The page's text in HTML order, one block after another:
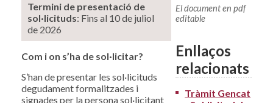
Termini de presentació de
sol·licituds: Fins al 10 de juliol
de 2026
Com i on s’ha de sol·licitar?
S’han de presentar les sol·licituds
degudament formalitzades i
signades per la persona sol·licitant
El document en pdf
editable
Enllaços
relacionats
Tràmit Gencat